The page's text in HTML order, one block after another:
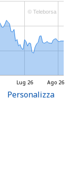
Lug 26 Ago 26
© Teleborsa
Personalizza